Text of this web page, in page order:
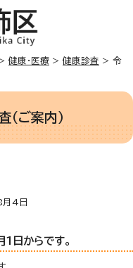
健康・医療 > 健康診査 > 令
ご案内）
4日
日からです。